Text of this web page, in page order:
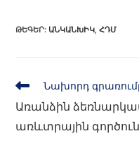
ԹԵԳԵՐ: ԱՆԿԱՆԽԻԿ, ՀԴՄ
Նախորդ
Առանձին
առևտրային